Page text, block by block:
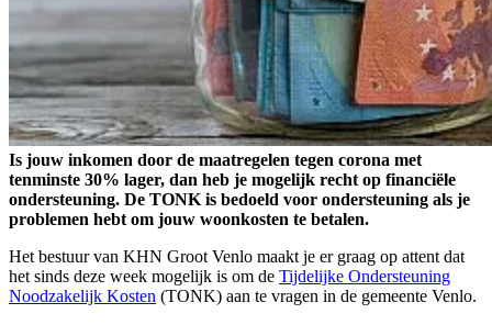
Is jouw inkomen door de maatregelen tegen corona met
tenminste 30% lager, dan heb je mogelijk recht op financiële
ondersteuning. De TONK is bedoeld voor ondersteuning als je
problemen hebt om jouw woonkosten te betalen.
Het bestuur van KHN Groot Venlo maakt je er graag op attent dat
het sinds deze week mogelijk is om de Tijdelijke Ondersteuning
Noodzakelijk Kosten (TONK) aan te vragen in de gemeente Venlo.